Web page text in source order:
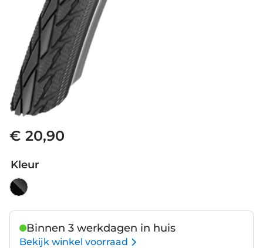
€ 20,90
Kleur
Binnen 3 werkdagen in huis
Bekijk winkel voorraad